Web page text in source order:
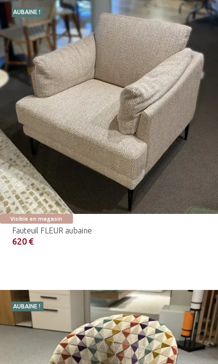
AUBAINE !
Visible en magasin
Fauteuil FLEUR aubaine
620 €
AUBAINE !